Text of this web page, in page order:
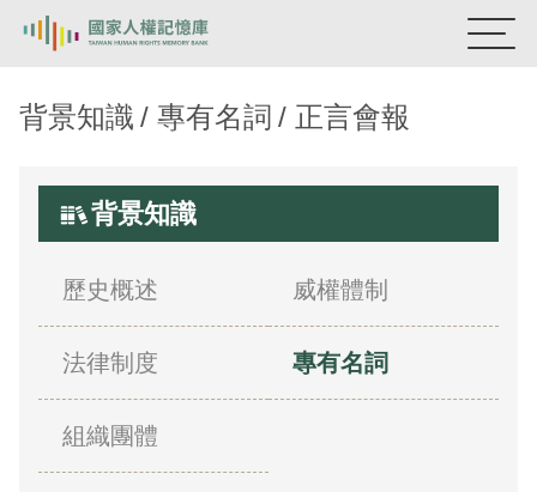
新生訓導處
蛋殼畫
關於我們
意見信箱
背景知識 專有名詞 正言會報
背景知識
歷史概述 威權體制
法律制度 專有名詞
組織團體